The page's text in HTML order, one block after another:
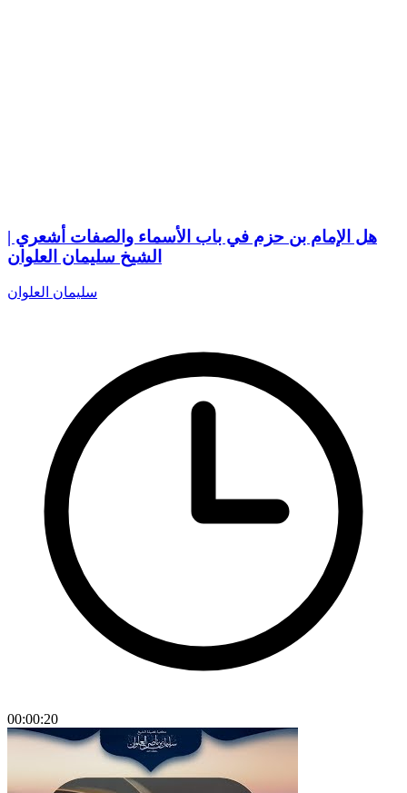
هل الإمام بن حزم في باب الأسماء والصفات أشعري |
الشيخ سليمان العلوان
سليمان العلوان
00:00:20